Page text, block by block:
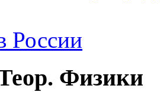
России
Физики